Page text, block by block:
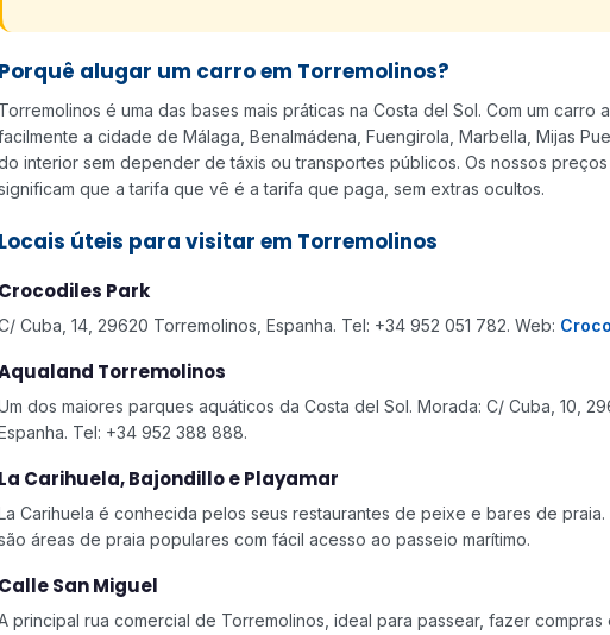
Porquê alugar um carro em Torremolinos?
Torremolinos é uma das bases mais práticas na Costa del Sol. Com um carro
a cidade de Málaga, Benalmádena, Fuengirola, Marbella, Mijas
interior sem depender de táxis ou transportes públicos. Os nossos
que a tarifa que vê é a tarifa que paga, sem extras ocultos.
Locais úteis para visitar em Torremolinos
Crocodiles Park
Cuba, 14, 29620 Torremolinos, Espanha. Tel: +34 952 051 782. Web:
Torremolinos
dos maiores parques aquáticos da Costa del Sol. Morada: C/ Cuba, 10,
Tel: +34 952 388 888.
La Carihuela, Bajondillo e Playamar
Carihuela é conhecida pelos seus restaurantes de peixe e bares de praia.
áreas de praia populares com fácil acesso ao passeio marítimo.
Calle San Miguel
principal rua comercial de Torremolinos, ideal para passear, fazer